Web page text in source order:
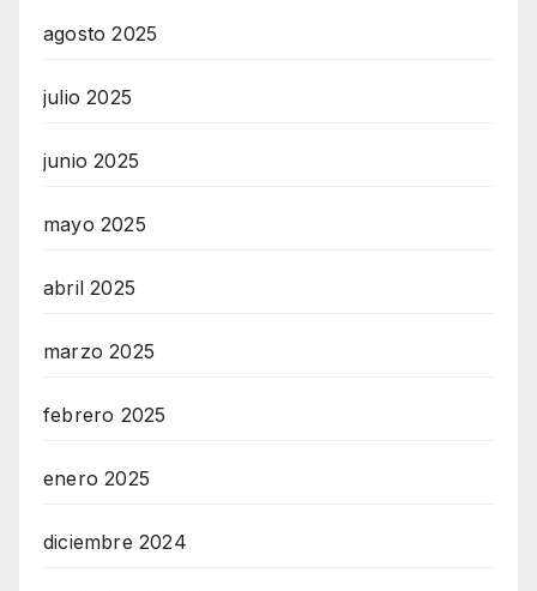
agosto 2025
julio 2025
junio 2025
mayo 2025
abril 2025
marzo 2025
febrero 2025
enero 2025
diciembre 2024